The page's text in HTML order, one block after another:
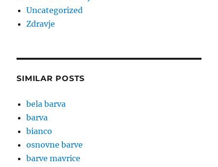
Uncategorized
Zdravje
SIMILAR POSTS
bela barva
barva
bianco
osnovne barve
barve mavrice